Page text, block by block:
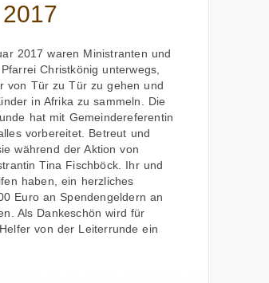
2017 waren Ministranten und
Christkönig unterwegs,
von Tür zu Tür zu gehen und
in Afrika zu sammeln. Die
hat mit Gemeindereferentin
vorbereitet. Betreut und
während der Aktion von
Tina Fischböck. Ihr und
haben, ein herzliches
Euro an Spendengeldern an
Als Dankeschön wird für
von der Leiterrunde ein